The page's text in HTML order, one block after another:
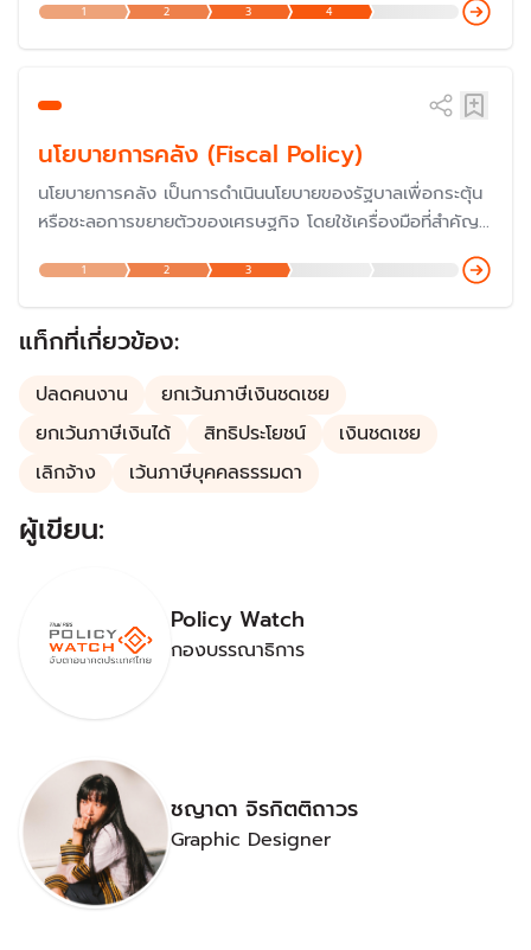
ทำงานตามหลักการทำงานที่มีคุณค่าเพื่อสร้างผลิตภาพเพิ่มให้
กับประเทศ
1 2 3 4
นโยบายการคลัง (Fiscal Policy)
นโยบายการคลัง เป็นการดำเนินนโยบายของรัฐบาลเพื่อกระตุ้น
หรือชะลอการขยายตัวของเศรษฐกิจ โดยใช้เครื่องมือที่สำคัญ
ของรัฐบาล คือ การใช้จ่ายของรัฐบาล (รายจ่าย) และการเก็บ
ภาษี (รายได้) รวมถึงการก่อหนี้สาธารณะของรัฐบาล
1 2 3
แท็กที่เกี่ยวข้อง:
ปลดคนงาน
ยกเว้นภาษีเงินชดเชย
ยกเว้นภาษีเงินได้
สิทธิประโยชน์
เงินชดเชย
เลิกจ้าง
เว้นภาษีบุคคลธรรมดา
ผู้เขียน:
Policy Watch
กองบรรณาธิการ
ชญาดา จิรกิตติถาวร
Graphic Designer